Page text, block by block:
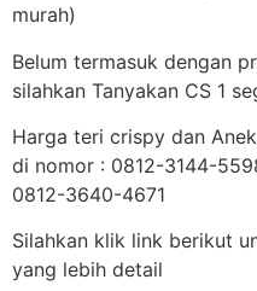
murah)
Belum termasuk dengan
silahkan Tanyakan CS 1
Harga teri crispy dan
di nomor : 0812-3144-
0812-3640-4671
Silahkan klik link berikut
yang lebih detail